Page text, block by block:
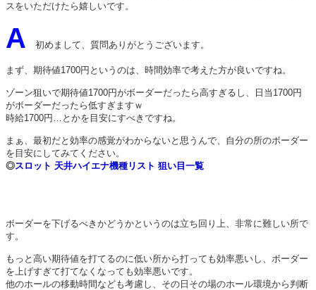
スをいただけたら嬉しいです。
A 初めまして、質問ありがとうございます。
まず、期待値1700円というのは、時間効率で考えた方が良いですね。
ゾーン狙いで期待値1700円がボーダーだったら高すぎるし、日当1700円
がボーダーだったら低すぎますｗ
時給1700円…とかを目安にすべきですね。
まぁ、最初だと効率の感覚がわからないと思うんで、自分の所のボーダー
を目安にしてみてください。
◎スロット 天井ハイエナ機種リスト 狙い目一覧
ボーダーを下げるべきかどうかというのは立ち回り上、非常に難しい所で
す。
もっと高い期待値を打てるのに低い所から打っても効率悪いし、ボーダー
を上げすぎて打てなくなっても効率悪いです。
他のホールの移動時間なども考慮し、その日その場のホール環境から判断